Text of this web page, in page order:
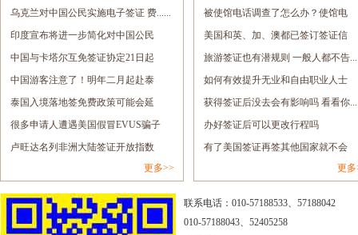
乌克兰对中国公民实施电子签证 费......
印度宣布将进一步简化对中国公民
签......
中国与卡塔尔互免签证协定21日起
正......
中国游客注意了！明年二月起赴泰
旅......
泰国入境落地签免费政策可能会延
长......
很多申请人遭遇美国假冒EVUS骗子
网......
卢旺达名列非洲大陆签证开放指数
更多>>
几......
被使馆电话调查了怎么办？使馆电
调......
美国和英、加、澳都已签订签证信
息......
旅游签证也有潜规则 一般人都不告
如何有效提升无业和自由职业人士
的......
获得签证后没去会有影响吗 看看你
办好签证后可以更改行程吗
有了美国签证再签其他国家就不会
更多
联系电话：010-57188533、57188042
010-57188043、52405258